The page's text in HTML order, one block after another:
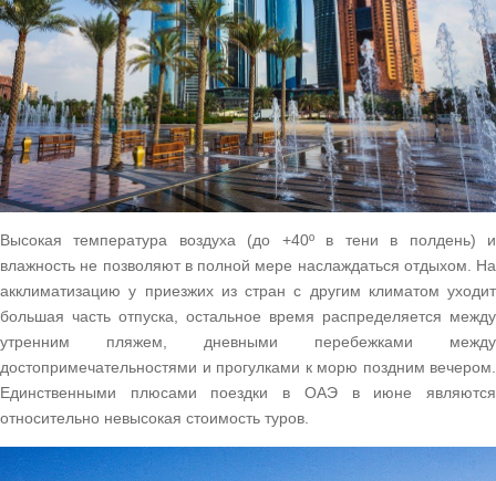
Высокая температура воздуха (до +40º в тени в полдень) и
влажность не позволяют в полной мере наслаждаться отдыхом. На
акклиматизацию у приезжих из стран с другим климатом уходит
большая часть отпуска, остальное время распределяется между
утренним пляжем, дневными перебежками между
достопримечательностями и прогулками к морю поздним вечером.
Единственными плюсами поездки в ОАЭ в июне являются
относительно невысокая стоимость туров.